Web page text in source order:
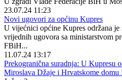
23.07.24 11:23
Novi ugovori za općinu Kupres
U vijećnici općine Kupres održana je
vrijednih ugovora sa ministarstvom
FBiH...
11.07.24 13:17
Prekogranična suradnja: U Kupresu
Miroslava Džaje i Hrvatskome domu